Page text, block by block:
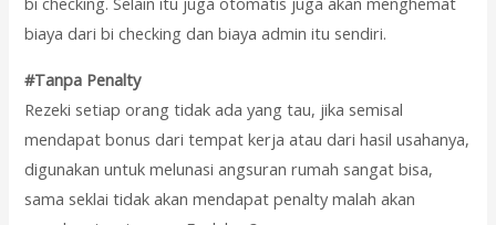
biaya dari bi checking dan biaya admin itu sendiri.
#Tanpa Penalty
Rezeki setiap orang tidak ada yang tau, jika semisal
mendapat bonus dari tempat kerja atau dari hasil usahanya,
digunakan untuk melunasi angsuran rumah sangat bisa,
sama seklai tidak akan mendapat penalty malah akan